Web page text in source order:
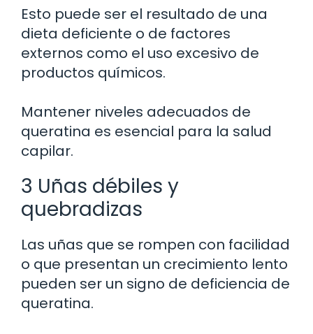
Esto puede ser el resultado de una
dieta deficiente o de factores
externos como el uso excesivo de
productos químicos.
Mantener niveles adecuados de
queratina es esencial para la salud
capilar.
3 Uñas débiles y
quebradizas
Las uñas que se rompen con facilidad
o que presentan un crecimiento lento
pueden ser un signo de deficiencia de
queratina.